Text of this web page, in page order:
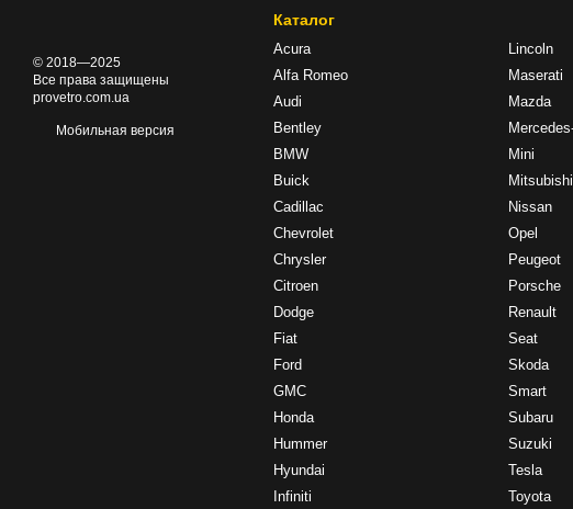
© 2018—2025
Все права защищены
provetro.com.ua
Мобильная версия
Каталог
Acura
Alfa Romeo
Audi
Bentley
BMW
Buick
Cadillac
Chevrolet
Chrysler
Citroen
Dodge
Fiat
Ford
GMC
Honda
Hummer
Hyundai
Infiniti
Lincoln
Maserati
Mazda
Mini
Mitsubishi
Nissan
Opel
Peugeot
Porsche
Renault
Seat
Skoda
Smart
Subaru
Suzuki
Tesla
Toyota